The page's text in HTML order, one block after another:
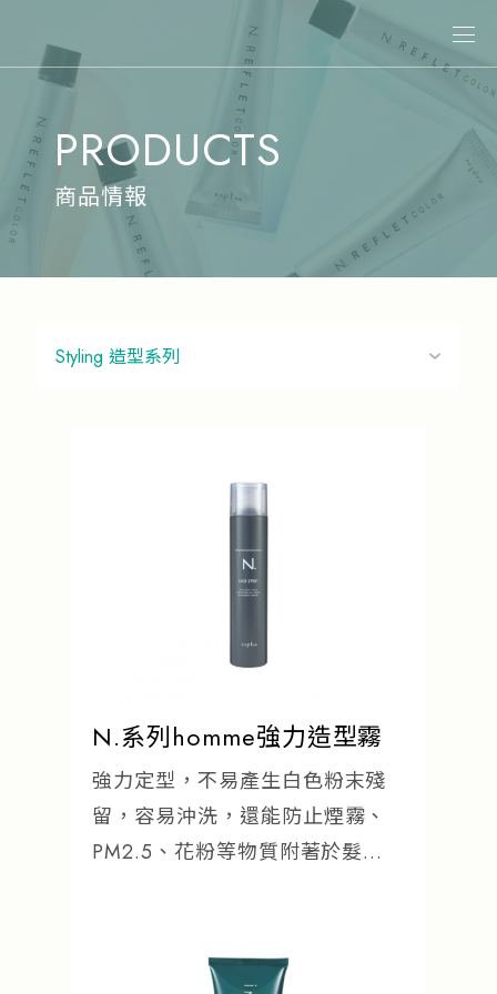
關於娜普菈
最新消息
商品情報
專業染髮
專業燙髮
美髮課程
產品通路
PRODUCTS
商品情報
N.系列homme強力造型霧
強力定型，不易產生白色粉末殘
留，容易沖洗，還能防止煙霧、
PM2.5、花粉等物質附著於髮